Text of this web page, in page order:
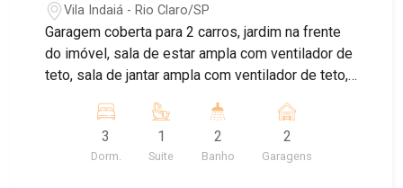
Vila Indaiá - Rio Claro/SP
Garagem coberta para 2 carros, jardim na frente
do imóvel, sala de estar ampla com ventilador de
teto, sala de jantar ampla com ventilador de teto,
armários embutido e um sendo suíte, Lavanderia
coberta, pequeno quintal, quarto de despejo
amplo e banheiro aos fundos. Aquecedor a gás
3
Dorm.
1
Suite
2
Banho
2
Garagens